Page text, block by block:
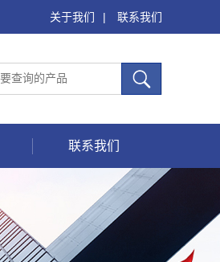
关于我们 | 联系我们
联系我们